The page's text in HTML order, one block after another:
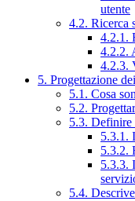
utente
4.2. Ricerca
4.2.1.
4.2.2.
4.2.3.
5. Progettazione
5.1. Cosa
5.2.
5.3.
5.3.1.
5.3.2.
5.3.3.
5.4.